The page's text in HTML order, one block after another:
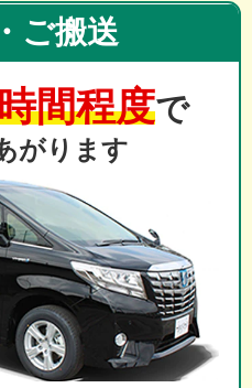
ご搬送
間程度で
がります